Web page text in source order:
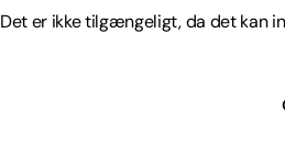
Det er ikke tilgængeligt, da det kan